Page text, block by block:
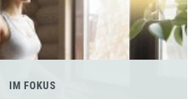
IM FOKUS